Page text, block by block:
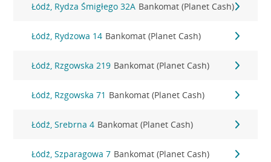
Łódź, Rydza Śmigłego 32A Bankomat (Planet Cash)
Łódź, Rydzowa 14 Bankomat (Planet Cash)
Łódź, Rzgowska 219 Bankomat (Planet Cash)
Łódź, Rzgowska 71 Bankomat (Planet Cash)
Łódź, Srebrna 4 Bankomat (Planet Cash)
Łódź, Szparagowa 7 Bankomat (Planet Cash)